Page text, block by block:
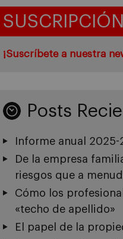
¡Suscríbete a nuestra
Posts
Informe anual 2025-
De la empresa
riesgos que a
Cómo los
«techo de apellido»
El papel de la